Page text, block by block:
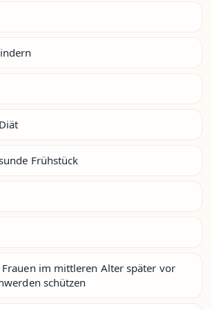
Frühstück
Frauen im mittleren Alter später vor
schützen